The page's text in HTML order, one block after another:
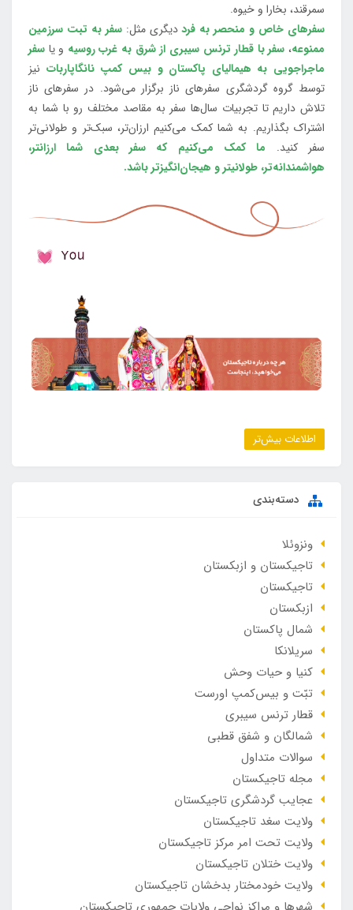
سمرقند، بخارا و خیوه.
سفرهای خاص و منحصر به فرددیگری مثل:سفر به تبت سرزمین
ممنوعه، سفر با قطار ترنس سیبری از شرق به غرب روسیه و یا سفر
ماجراجویی به هیمالیای پاکستان و بیس کمپ نانگاپاربات نیز
توسط گروه گردشگری سفرهای ناز برگزار می‌شود. در سفرهای ناز
تلاش داریم تا تجربیات سال‌ها سفر به مقاصد مختلف رو با شما به
اشتراک بگذاریم. به شما کمک می‌کنیم ارزان‌تر، سبک‌تر و طولانی‌تر
سفر کنید. ما کمک می‌کنیم که سفر بعدی شما ارزانتر،
هواشمندانه‌تر، طولانی‎تر و هیجان‌انگیزتر باشد.
اطلاعات بیش‌تر
دسته‌بندی
ونزوئلا
تاجیکستان و ازبکستان
تاجیکستان
ازبکستان
شمال پاکستان
سریلانکا
کنیا و حیات وحش
تبّت و بیس‌کمپ اورست
قطار ترنس سیبری
شمالگان و شفق قطبی
سوالات متداول
مجله تاجیکستان
عجایب گردشگری تاجیکستان
ولایت سغد تاجیکستان
ولایت تحت امر مرکز تاجیکستان
ولایت ختلان تاجیکستان
ولایت خودمختار بدخشان تاجیکستان